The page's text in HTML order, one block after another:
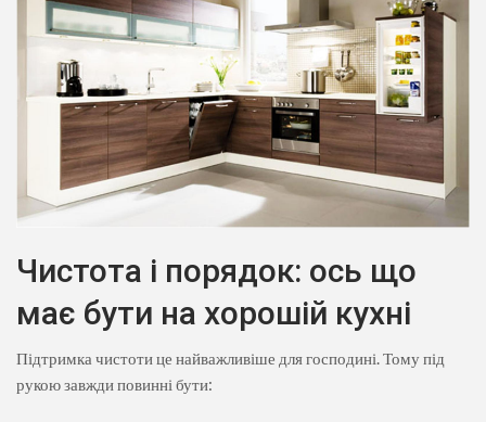
Чистота і порядок: ось що
має бути на хорошій кухні
Підтримка чистоти це найважливіше для господині. Тому під
рукою завжди повинні бути: